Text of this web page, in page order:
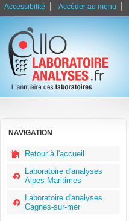
Accessibilité Accéder au menu
NAVIGATION
Retour à l'accueil
Laboratoire d'analyses
Alpes Maritimes
Laboratoire d'analyses
Cagnes-sur-mer